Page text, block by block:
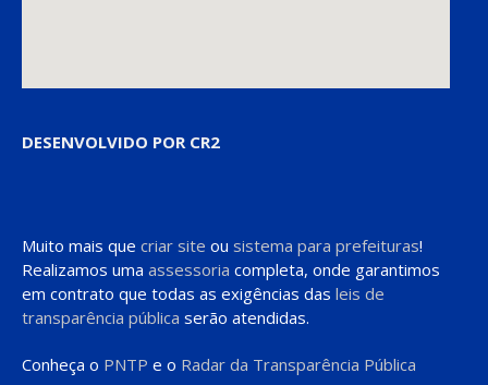
DESENVOLVIDO POR CR2
Muito mais que criar site ou sistema para prefeituras!
Realizamos uma assessoria completa, onde garantimos
em contrato que todas as exigências das leis de
transparência pública serão atendidas.
Conheça o PNTP e o Radar da Transparência Pública